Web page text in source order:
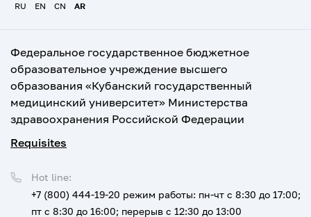
RU EN CN AR
Федеральное государственное бюджетное
образовательное учреждение высшего
образования «Кубанский государственный
медицинский университет» Министерства
здравоохранения Российской Федерации
Requisites
Hot line:
+7 (800) 444-19-20 режим работы: пн-чт с 8:30 до 17:00;
пт с 8:30 до 16:00; перерыв с 12:30 до 13:00